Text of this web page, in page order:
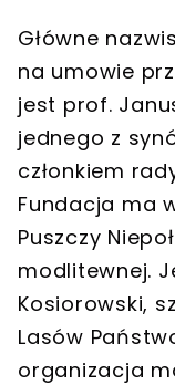
Główne
na umowie
jest prof.
jednego z
członkiem
Fundacja ma
Puszczy
modlitewnej.
Kosiorowski,
Lasów
organizacja